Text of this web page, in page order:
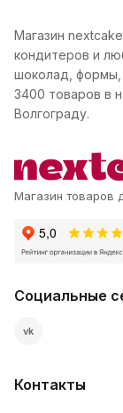
Магазин
кондитеров и
шоколад, формы,
3400 товаров в
Волгограду.
Магазин товаров
Социальные
vk
Контакты